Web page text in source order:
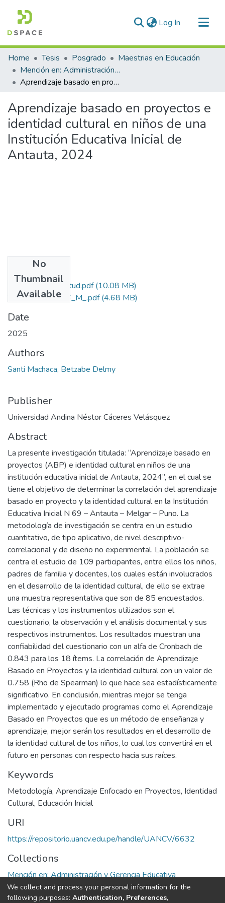
Log In (current)
Communities & Collections
All of DSpace
Statistics
Home Tesis Posgrado
Maestrias en Educación
Mención en: Administración y Gerencia Educativa
Aprendizaje basado en proyectos e identidad cultural en niños de una Institución Educativa Inicial de Antauta, 2024
Aprendizaje basado en proyectos e
identidad cultural en niños de una
Institución Educativa Inicial de
Antauta, 2024
No
Thumbnail
Available
Grado de Similitud.pdf(10.08 MB)
T036_01339906_M_.pdf(4.68 MB)
Date
2025
Authors
Santi Machaca, Betzabe Delmy
Publisher
Universidad Andina Néstor Cáceres Velásquez
Abstract
La presente investigación titulada: “Aprendizaje basado en
proyectos (ABP) e identidad cultural en niños de una
institución educativa inicial de Antauta, 2024”, en el cual se
tiene el objetivo de determinar la correlación del aprendizaje
basado en proyecto y la identidad cultural en la Institución
Educativa Inicial N 69 – Antauta – Melgar – Puno. La
metodología de investigación se centra en un estudio
cuantitativo, de tipo aplicativo, de nivel descriptivo-
correlacional y de diseño no experimental. La población se
centra el estudio de 109 participantes, entre ellos los niños,
padres de familia y docentes, los cuales están involucrados
en el desarrollo de la identidad cultural, de ello se extrae
una muestra representativa que son de 85 encuestados.
Las técnicas y los instrumentos utilizados son el
cuestionario, la observación y el análisis documental y sus
respectivos instrumentos. Los resultados muestran una
confiabilidad del cuestionario con un alfa de Cronbach de
0.843 para los 18 ítems. La correlación de Aprendizaje
Basado en Proyectos y la identidad cultural con un valor de
0.758 (Rho de Spearman) lo que hace sea estadísticamente
significativo. En conclusión, mientras mejor se tenga
implementado y ejecutado programas como el Aprendizaje
Basado en Proyectos que es un método de enseñanza y
aprendizaje, mejor serán los resultados en el desarrollo de
la identidad cultural de los niños, lo cual los convertirá en el
futuro en personas con respecto hacia sus raíces.
Keywords
Metodología, Aprendizaje Enfocado en Proyectos, Identidad
Cultural, Educación Inicial
URI
https://repositorio.uancv.edu.pe/handle/UANCV/6632
Collections
Mención en: Administración y Gerencia Educativa
Full item page
We collect and process your personal information for the
following purposes: Authentication, Preferences,